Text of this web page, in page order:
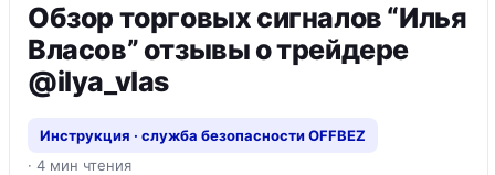
Обзор торговых сигналов “Илья
Власов” отзывы о трейдере
@ilya_vIas
Инструкция · служба безопасности OFFBEZ
· 4 мин чтения